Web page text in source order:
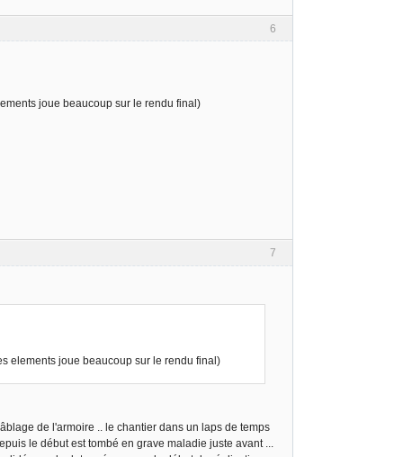
6
joue beaucoup sur le rendu final)
7
elements joue beaucoup sur le rendu final)
de l'armoire .. le chantier dans un laps de temps
le début est tombé en grave maladie juste avant ...